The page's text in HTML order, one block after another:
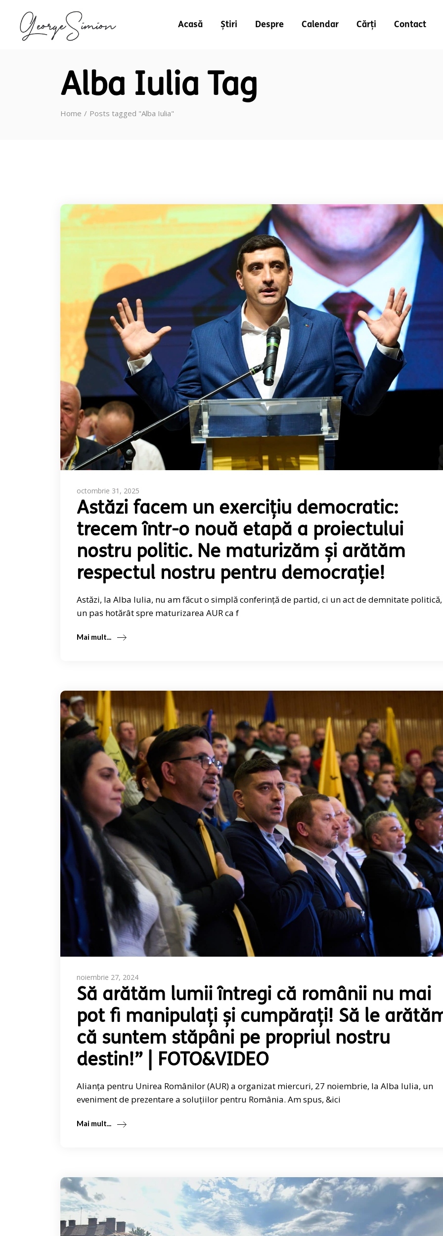
Acasă Știri Despre Calendar Cărți Contact
Alba Iulia Tag
Home Posts tagged "Alba Iulia"
octombrie 31, 2025
Astăzi facem un exercițiu democratic:
trecem într-o nouă etapă a proiectului
nostru politic. Ne maturizăm și arătăm
respectul nostru pentru democrație!
Astăzi, la Alba Iulia, nu am făcut o simplă conferință de partid, ci un act de demnitate politică,
un pas hotărât spre maturizarea AUR ca f
Mai mult...
noiembrie 27, 2024
Să arătăm lumii întregi că românii nu mai
pot fi manipulați și cumpărați! Să le
că suntem stăpâni pe propriul nostru
destin!” | FOTO&VIDEO
Alianța pentru Unirea Românilor (AUR) a organizat miercuri, 27 noiembrie, la Alba Iulia, un
eveniment de prezentare a soluțiilor pentru România. Am spus, &ici
Mai mult...